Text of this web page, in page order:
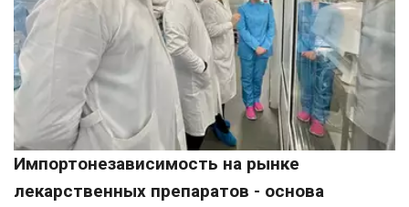
Импортонезависимость на рынке
лекарственных препаратов - основа